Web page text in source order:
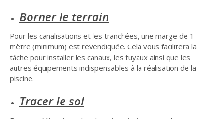
Borner le terrain
Pour les canalisations et les tranchées, une marge de 1
mètre (minimum) est revendiquée. Cela vous facilitera la
tâche pour installer les canaux, les tuyaux ainsi que les
autres équipements indispensables à la réalisation de la
piscine.
Tracer le sol